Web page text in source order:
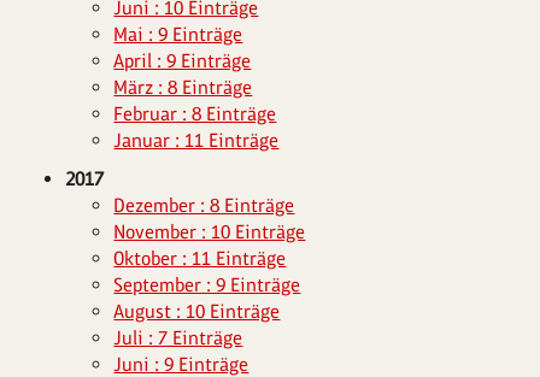
Juni : 10 Einträge
Mai : 9 Einträge
April : 9 Einträge
März : 8 Einträge
Februar : 8 Einträge
Januar : 11 Einträge
2017
Dezember : 8 Einträge
November : 10 Einträge
Oktober : 11 Einträge
September : 9 Einträge
August : 10 Einträge
Juli : 7 Einträge
Juni : 9 Einträge